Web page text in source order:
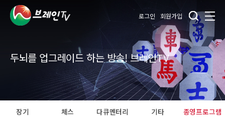
로그인 회원가입
두뇌를 업그레이드 하는 방송! 브레인TV
장기 체스 다큐멘터리 기타 종영프로그램